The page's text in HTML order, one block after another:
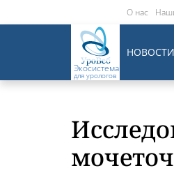
О нас
Экосистема
для урологов
НОВОСТИ